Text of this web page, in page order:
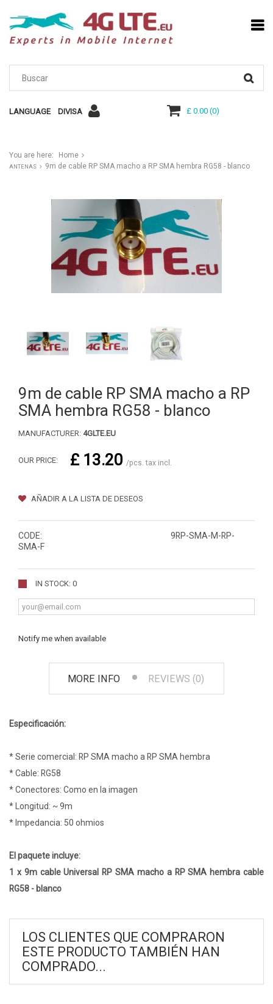
LANGUAGE DIVISA £ 0.00(0)
You are here: Home
ANTENAS 9m de cable RP SMA macho a RP SMA hembra RG58 - blanco
9m de cable RP SMA macho a RP
SMA hembra RG58 - blanco
MANUFACTURER: 4GLTE.EU
OUR PRICE: £ 13.20 /pcs. tax incl.
AÑADIR A LA LISTA DE DESEOS
CODE:
9RP-SMA-M-RP-
SMA-F
IN STOCK: 0
Notify me when available
MORE INFO REVIEWS (0)
Especificación:
* Serie comercial: RP SMA macho a RP SMA hembra
* Cable: RG58
* Conectores: Como en la imagen
* Longitud: ~ 9m
* Impedancia: 50 ohmios
El paquete incluye:
1 x 9m cable Universal RP SMA macho a RP SMA hembra cable
RG58 - blanco
LOS CLIENTES QUE COMPRARON
ESTE PRODUCTO TAMBIÉN HAN
COMPRADO...